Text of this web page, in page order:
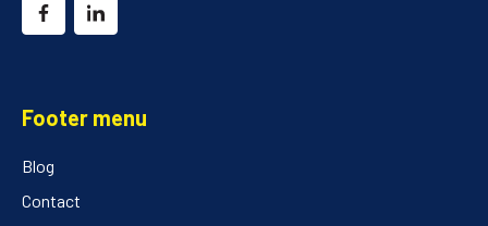
Footer menu
Blog
Contact